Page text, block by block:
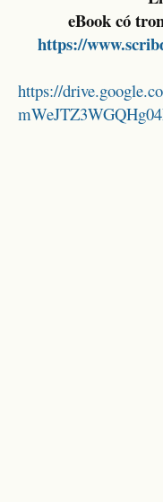
eBook có
https://
https://